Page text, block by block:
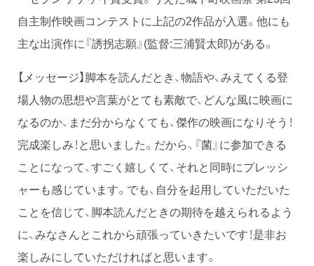
自主制作映画コンテストに上記の2作品が入選。他にも
主な出演作に『誘拐志願』(監督:三浦賢太郎)がある。
【メッセージ】脚本を読んだとき、物語や、みえてくる登
場人物の思想や言葉がとても素敵で、どんな風に映画に
なるのか、まだ分からなくても、傑作の映画になりそう！
完成楽しみ！と思いました。だから、『菌』に参加できる
ことになって、すごく嬉しくて、それと同時にプレッシ
ャーも感じています。でも、自分を起用していただいた
ことを信じて、脚本読んだときの期待を越えられるよう
に、みなさんとこれから頑張っていきたいです！是非お
楽しみにしていただければと思います。